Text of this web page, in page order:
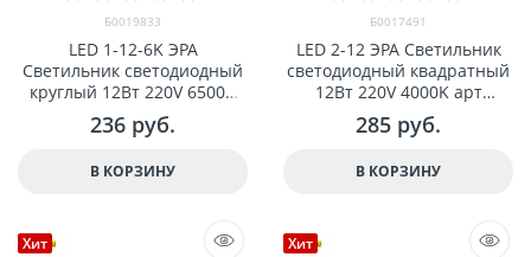
Б0019833
LED 1-12-6K ЭРА
Светильник светодиодный
круглый 12Вт 220V 6500K
арт Б0019833
236 руб.
В КОРЗИНУ
Б0017491
LED 2-12 ЭРА Светильник
светодиодный квадратный
12Вт 220V 4000K арт
Б0017491
285 руб.
В КОРЗИНУ
Хит Хит